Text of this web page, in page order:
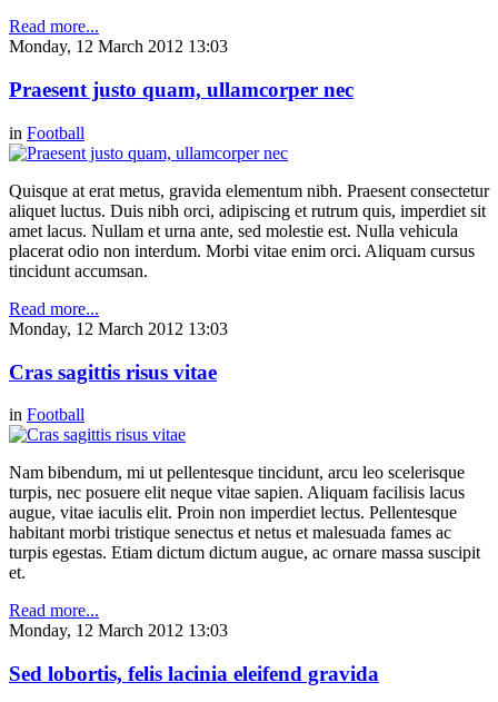
Read more...
Monday, 12 March 2012 13:03
Praesent justo quam, ullamcorper nec
in Football
Quisque at erat metus, gravida elementum nibh. Praesent consectetur
aliquet luctus. Duis nibh orci, adipiscing et rutrum quis, imperdiet sit
amet lacus. Nullam et urna ante, sed molestie est. Nulla vehicula
placerat odio non interdum. Morbi vitae enim orci. Aliquam cursus
tincidunt accumsan.
Read more...
Monday, 12 March 2012 13:03
Cras sagittis risus vitae
in Football
Nam bibendum, mi ut pellentesque tincidunt, arcu leo scelerisque
turpis, nec posuere elit neque vitae sapien. Aliquam facilisis lacus
augue, vitae iaculis elit. Proin non imperdiet lectus. Pellentesque
habitant morbi tristique senectus et netus et malesuada fames ac
turpis egestas. Etiam dictum dictum augue, ac ornare massa suscipit
et.
Read more...
Monday, 12 March 2012 13:03
Sed lobortis, felis lacinia eleifend gravida